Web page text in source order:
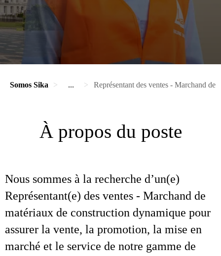
Somos Sika ... Représentant des ventes - Marchand de
À propos du poste
Nous sommes à la recherche d’un(e)
Représentant(e) des ventes - Marchand de
matériaux de construction dynamique pour
assurer la vente, la promotion, la mise en
marché et le service de notre gamme de